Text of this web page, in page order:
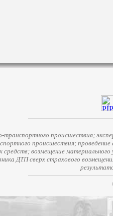
происшествия;
происшествия;
возмещение
ДТП сверх страхового